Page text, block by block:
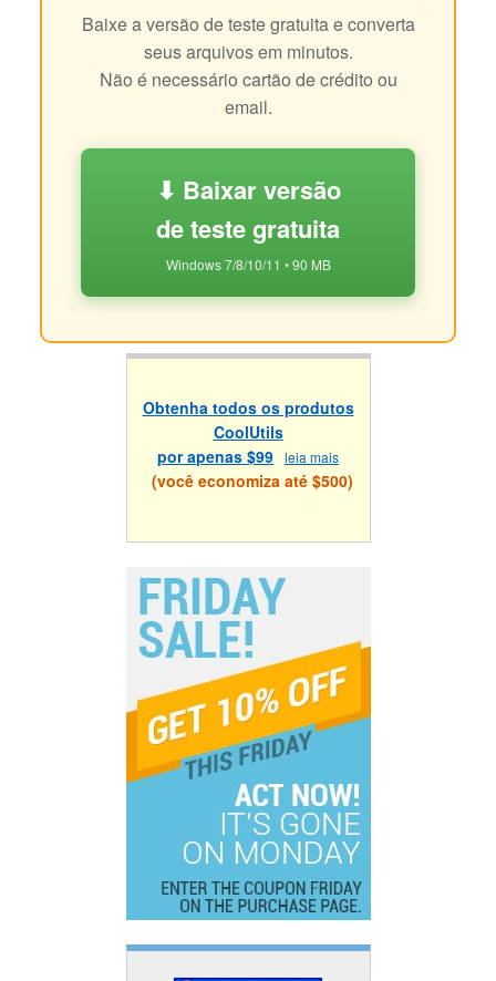
Baixe a versão de teste gratuita e converta
seus arquivos em minutos.
Não é necessário cartão de crédito ou
email.
⬇ Baixar versão
de teste gratuita
Windows 7/8/10/11 • 90 MB
Obtenha todos os produtos
CoolUtils
por apenas $99 leia mais
(você economiza até $500)